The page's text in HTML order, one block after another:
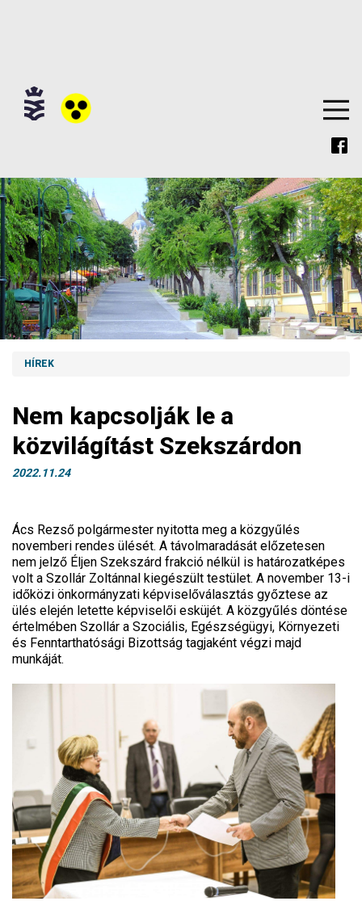
HÍREK
Nem kapcsolják le a
közvilágítást Szekszárdon
2022.11.24
Ács Rezső polgármester nyitotta meg a közgyűlés
novemberi rendes ülését. A távolmaradását előzetesen
nem jelző Éljen Szekszárd frakció nélkül is határozatképes
volt a Szollár Zoltánnal kiegészült testület. A november 13-i
időközi önkormányzati képviselőválasztás győztese az
ülés elején letette képviselői esküjét. A közgyűlés döntése
értelmében Szollár a Szociális, Egészségügyi, Környezeti
és Fenntarthatósági Bizottság tagjaként végzi majd
munkáját.